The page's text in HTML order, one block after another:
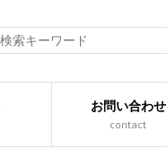
お問い合わせ
contact